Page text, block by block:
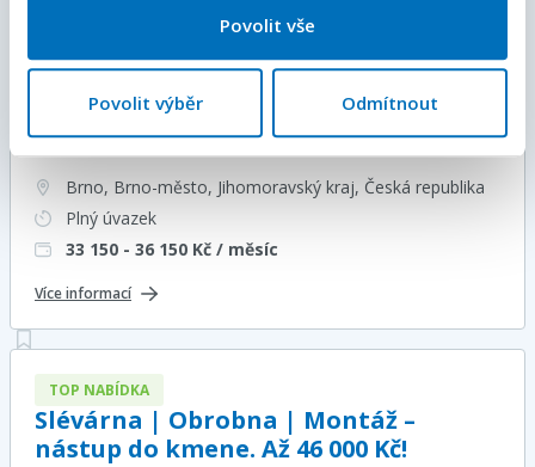
Povolit vše
Povolit výběr Odmítnout
Operátor výroby! Mzda až 36 150 Kč.
Nástup ihned! (m/ž)
Brno, Brno-město, Jihomoravský kraj, Česká republika
Plný úvazek
33 150 - 36 150 Kč / měsíc
Více informací
TOP NABÍDKA
Slévárna | Obrobna | Montáž –
nástup do kmene. Až 46 000 Kč!